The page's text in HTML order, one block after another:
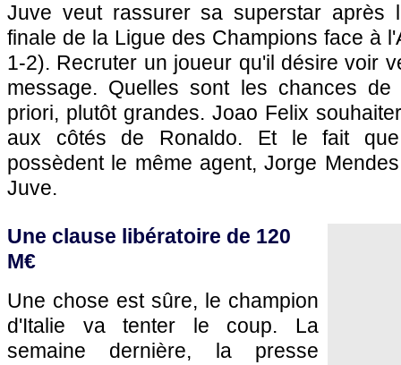
Juve veut rassurer sa superstar après
finale de la Ligue des Champions face à
1-2). Recruter un joueur qu'il désire voir
message. Quelles sont les chances
priori, plutôt grandes. Joao Felix
aux côtés de Ronaldo. Et le fait
possèdent le même agent, Jorge
Juve.
Une clause libératoire de 120
M€
Une chose est sûre, le champion
d'Italie va tenter le coup. La
semaine dernière, la presse